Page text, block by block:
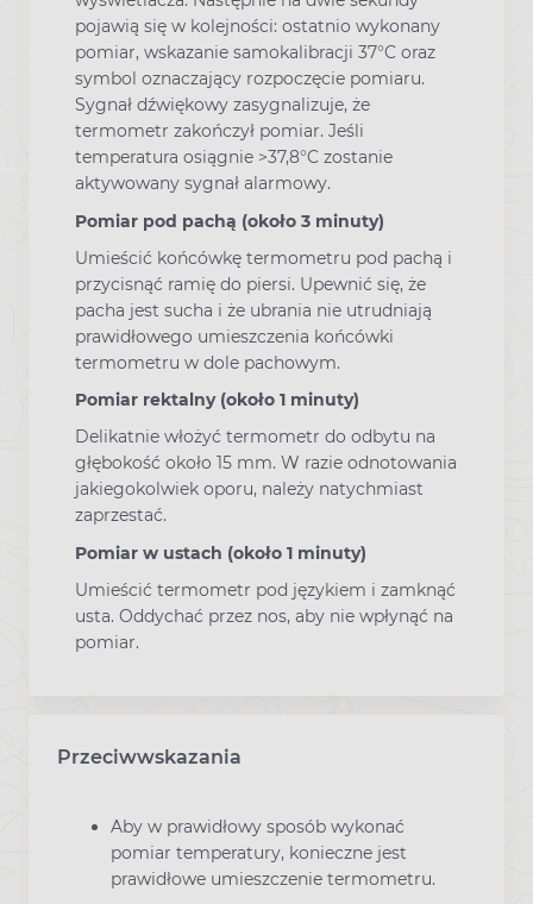
pojawią się w kolejności: ostatnio wykonany
pomiar, wskazanie samokalibracji 37°C oraz
symbol oznaczający rozpoczęcie pomiaru.
Sygnał dźwiękowy zasygnalizuje, że
termometr zakończył pomiar. Jeśli
temperatura osiągnie >37,8°C zostanie
aktywowany sygnał alarmowy.
Pomiar pod pachą (około 3 minuty)
Umieścić końcówkę termometru pod pachą i
przycisnąć ramię do piersi. Upewnić się, że
pacha jest sucha i że ubrania nie utrudniają
prawidłowego umieszczenia końcówki
termometru w dole pachowym.
Pomiar rektalny (około 1 minuty)
Delikatnie włożyć termometr do odbytu na
głębokość około 15 mm. W razie odnotowania
jakiegokolwiek oporu, należy natychmiast
zaprzestać.
Pomiar w ustach (około 1 minuty)
Umieścić termometr pod językiem i zamknąć
usta. Oddychać przez nos, aby nie wpłynąć na
pomiar.
Przeciwwskazania
Aby w prawidłowy sposób wykonać
pomiar temperatury, konieczne jest
prawidłowe umieszczenie termometru.